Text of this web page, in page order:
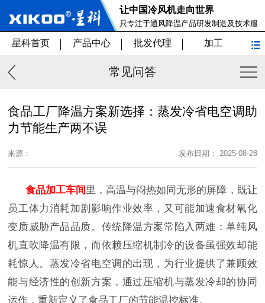
让中国冷风机走向世界
只专注于通风降温产品研发制造及技术服
务
星科首页 产品中心 批发代理 加工
常见问答
食品工厂降温方案新选择：蒸发冷省电空调助
力节能生产两不误
来源： 发布日期： 2025-08-28
食品加工车间 里，高温与闷热如同无形的屏障，既让
员工体力消耗加剧影响作业效率，又可能加速食材氧化
变质威胁产品品质。传统降温方案常陷入两难：单纯风
机直吹降温有限，而依赖压缩机制冷的设备虽强效却能
耗惊人。蒸发冷省电空调的出现，为行业提供了兼顾效
能与经济性的创新方案，通过压缩机与蒸发冷却的协同
运作，重新定义了食品工厂的节能温控标准。